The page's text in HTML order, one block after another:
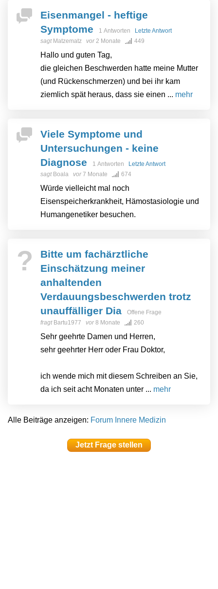
Eisenmangel - heftige
Symptome
1 Antworten
Letzte Antwort
sagt Matzematz vor2 Monate 449
Hallo und guten Tag,
die gleichen Beschwerden hatte meine Mutter
(und Rückenschmerzen) und bei ihr kam
ziemlich spät heraus, dass sie einen ... mehr
Viele Symptome und
Untersuchungen - keine
Diagnose
1 Antworten
Letzte Antwort
sagt Boala vor7 Monate 674
Würde vielleicht mal noch
Eisenspeicherkrankheit, Hämostasiologie und
Humangenetiker besuchen.
?
Bitte um fachärztliche
Einschätzung meiner
anhaltenden
Verdauungsbeschwerden trotz
unauffälliger Dia
Offene Frage
fragt Bartu1977 vor8 Monate 260
Sehr geehrte Damen und Herren,
sehr geehrter Herr oder Frau Doktor,
ich wende mich mit diesem Schreiben an Sie,
da ich seit acht Monaten unter ... mehr
Alle Beiträge anzeigen: Forum Innere Medizin
Jetzt Frage stellen